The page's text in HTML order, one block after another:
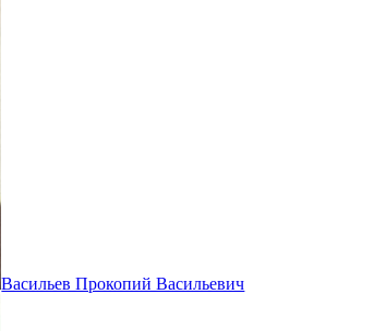
Васильев Прокопий Васильевич